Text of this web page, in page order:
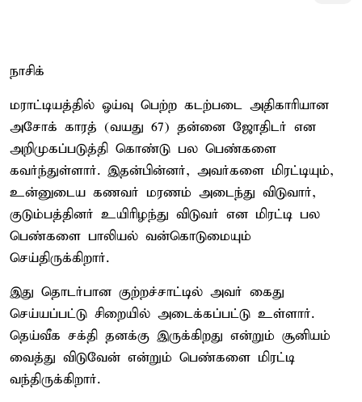
நாசிக்
மராட்டியத்தில் ஓய்வு பெற்ற கடற்படை அதிகாரியான
அசோக் காரத் (வயது 67) தன்னை ஜோதிடர் என
அறிமுகப்படுத்தி கொண்டு பல பெண்களை
கவர்ந்துள்ளார். இதன்பின்னர், அவர்களை மிரட்டியும்,
உன்னுடைய கணவர் மரணம் அடைந்து விடுவார்,
குடும்பத்தினர் உயிரிழந்து விடுவர் என மிரட்டி பல
பெண்களை பாலியல் வன்கொடுமையும்
செய்திருக்கிறார்.
இது தொடர்பான குற்றச்சாட்டில் அவர் கைது
செய்யப்பட்டு சிறையில் அடைக்கப்பட்டு உள்ளார்.
தெய்வீக சக்தி தனக்கு இருக்கிறது என்றும் சூனியம்
வைத்து விடுவேன் என்றும் பெண்களை மிரட்டி
வந்திருக்கிறார்.